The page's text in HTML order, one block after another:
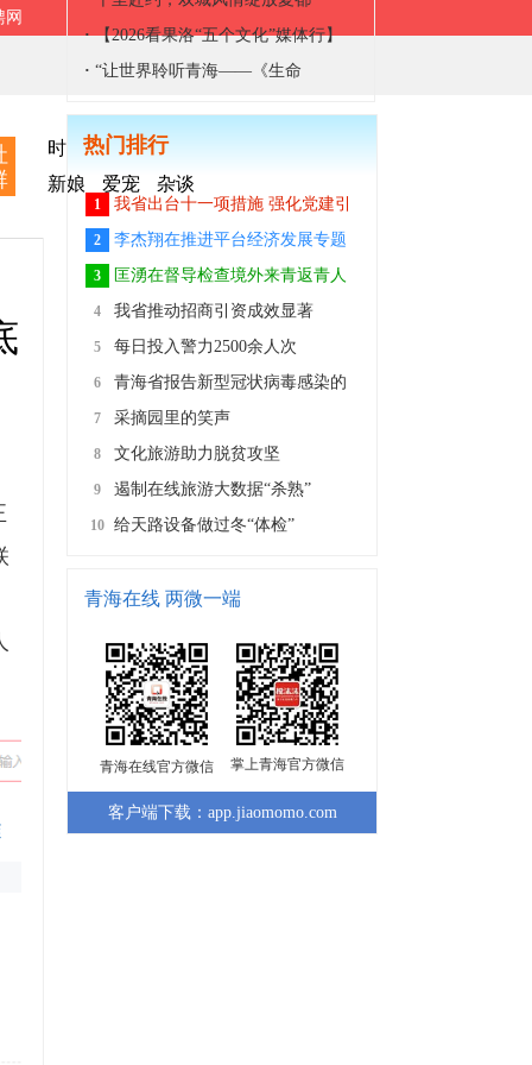
网
时尚 美食 家居
新娘
爱宠 杂谈
·【2026看果洛“五个文化”媒体行】
舞剧《雪山大地》本土版亮相2026玛
· “让世界聆听青海——《生命
演
热门排行
1
我省出台十一项措施 强化党建引
领推动全省非公企业和社会组织复工
复产
2
李杰翔在推进平台经济发展专题
会上强调 适应数字经济发展大势 打
造网络交易支撑平台 加快推动青海特
色资源产品走出去创效益
3
匡湧在督导检查境外来青返青人
员疫情防控工作时强调 切实提高疫情
防控警惕性 严防境外疫情输入风险
4 我省推动招商引资成效显著
5
每日投入警力2500余人次
战“疫”，青海公安在行动
6
青海省报告新型冠状病毒感染的
肺炎新增确诊病例0例
7 采摘园里的笑声
8 文化旅游助力脱贫攻坚
9 遏制在线旅游大数据“杀熟”
10 给天路设备做过冬“体检”
青海在线 两微一端
青海在线官方微信 掌上青海官方微信
客户端下载：app.jiaomomo.com